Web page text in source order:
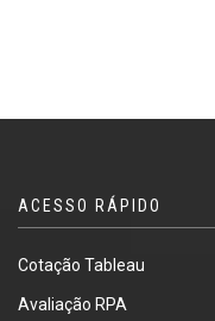
ACESSO RÁPIDO
Cotação Tableau
Avaliação RPA